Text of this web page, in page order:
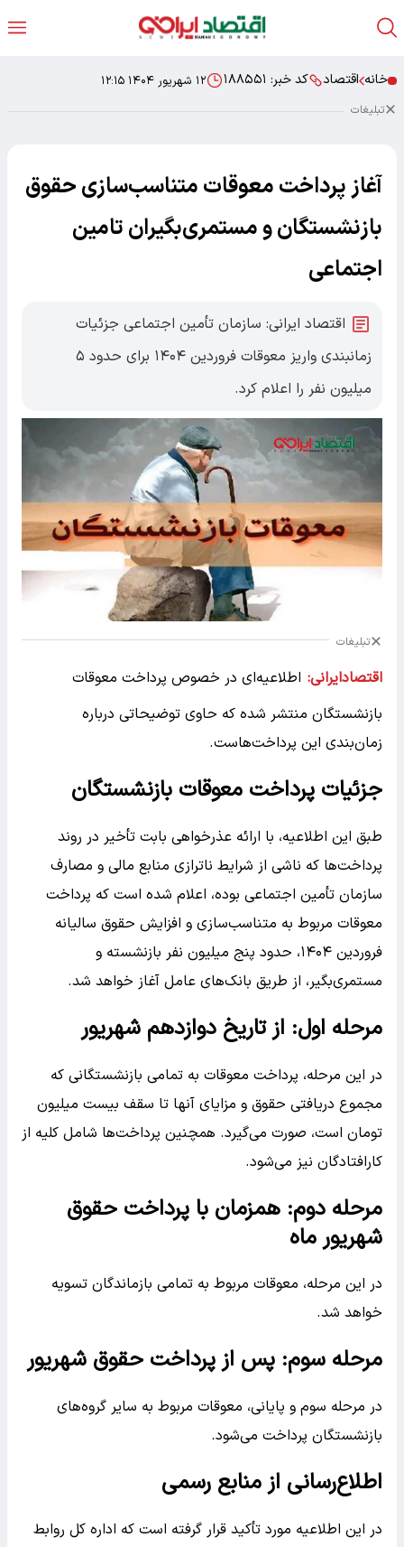
خانه اقتصاد کد خبر: ۱۸۸۵۵۱ ۱۲ شهریور ۱۴۰۴ ۱۲:۱۵
تبلیغات
آغاز پرداخت معوقات متناسب‌سازی حقوق
بازنشستگان و مستمری‌بگیران تامین
اجتماعی
اقتصاد ایرانی: سازمان تأمین اجتماعی جزئیات
زمانبندی واریز معوقات فروردین ۱۴۰۴ برای حدود ۵
میلیون نفر را اعلام کرد.
تبلیغات
اقتصادایرانی: اطلاعیه‌ای در خصوص پرداخت معوقات
بازنشستگان منتشر شده که حاوی توضیحاتی درباره
زمان‌بندی این پرداخت‌هاست.
جزئیات پرداخت معوقات بازنشستگان
طبق این اطلاعیه، با ارائه عذرخواهی بابت تأخیر در روند
پرداخت‌ها که ناشی از شرایط ناترازی منابع مالی و مصارف
سازمان تأمین اجتماعی بوده، اعلام شده است که پرداخت
معوقات مربوط به متناسب‌سازی و افزایش حقوق سالیانه
فروردین ۱۴۰۴، حدود پنج میلیون نفر بازنشسته و
مستمری‌بگیر، از طریق بانک‌های عامل آغاز خواهد شد.
مرحله اول: از تاریخ دوازدهم شهریور
در این مرحله، پرداخت معوقات به تمامی بازنشستگانی که
مجموع دریافتی حقوق و مزایای آنها تا سقف بیست میلیون
تومان است، صورت می‌گیرد. همچنین پرداخت‌ها شامل کلیه از
کارافتادگان نیز می‌شود.
مرحله دوم: همزمان با پرداخت حقوق
شهریور ماه
در این مرحله، معوقات مربوط به تمامی بازماندگان تسویه
خواهد شد.
مرحله سوم: پس از پرداخت حقوق شهریور
در مرحله سوم و پایانی، معوقات مربوط به سایر گروه‌های
بازنشستگان پرداخت می‌شود.
اطلاع‌رسانی از منابع رسمی
در این اطلاعیه مورد تأکید قرار گرفته است که اداره کل روابط